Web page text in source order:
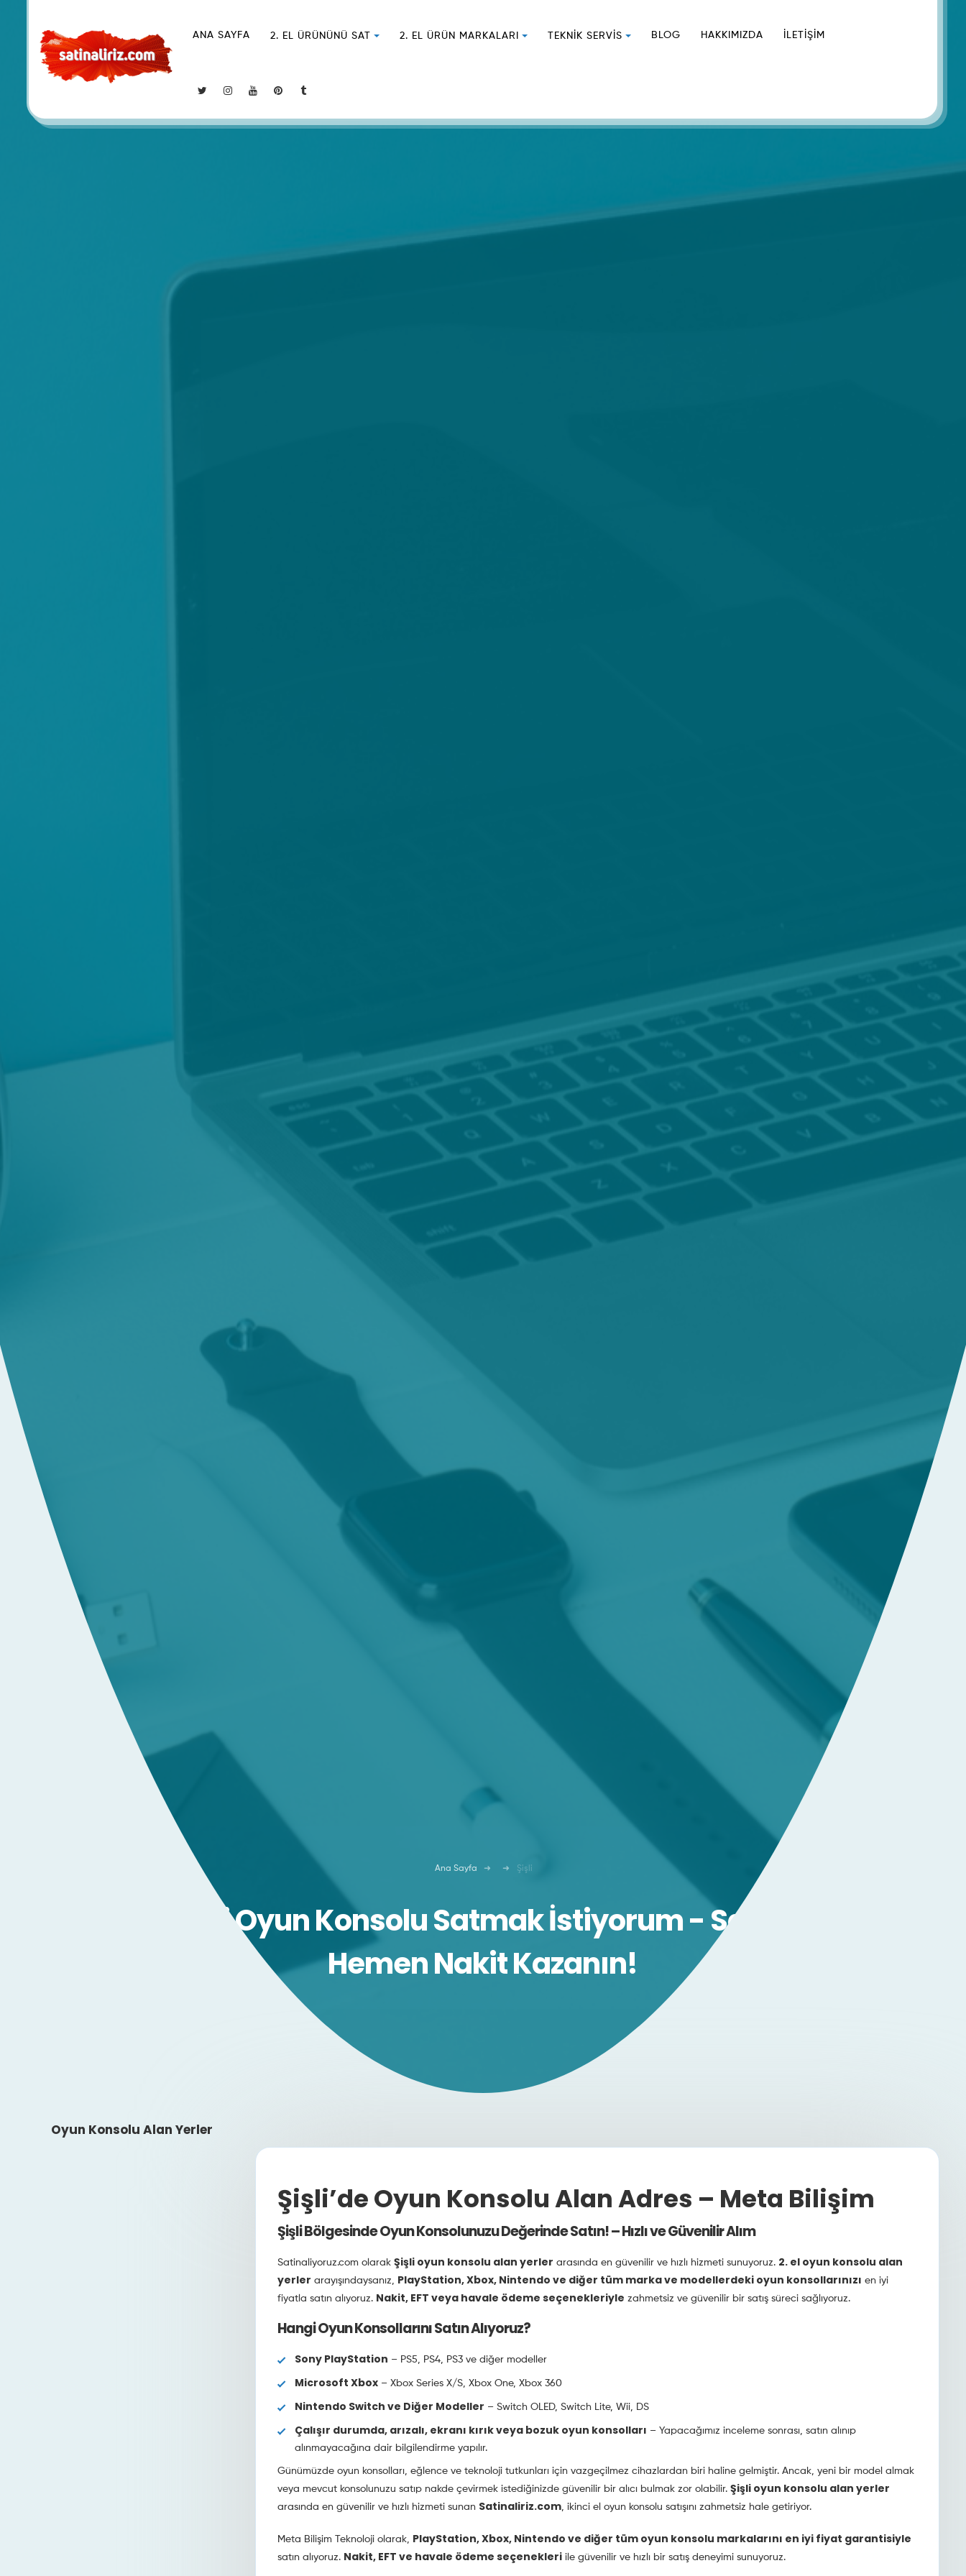
ANA SAYFA 2. EL ÜRÜNÜNÜ SAT 2. EL ÜRÜN MARKALARI TEKNIK SERVIS BLOG HAKKIMIZDA İLETIŞIM
Ana Sayfa Şişli
Şişli Oyun Konsolu Satmak İstiyorum - Satın,
Hemen Nakit Kazanın!
Şişli’de Oyun Konsolu Alan Adres – Meta Bilişim
Şişli Bölgesinde Oyun Konsolunuzu Değerinde Satın! – Hızlı ve Güvenilir Alım
Satinaliyoruz.com olarak Şişli oyun konsolu alan yerler arasında en güvenilir ve hızlı hizmeti sunuyoruz. 2. el oyun konsolu alan
yerler arayışındaysanız, PlayStation, Xbox, Nintendo ve diğer tüm marka ve modellerdeki oyun konsollarınızı en iyi
fiyatla satın alıyoruz. Nakit, EFT veya havale ödeme seçenekleriyle zahmetsiz ve güvenilir bir satış süreci sağlıyoruz.
Hangi Oyun Konsollarını Satın Alıyoruz?
Sony PlayStation – PS5, PS4, PS3 ve diğer modeller
Microsoft Xbox– Xbox Series X/S, Xbox One, Xbox 360
Nintendo Switch ve Diğer Modeller – Switch OLED, Switch Lite, Wii, DS
Çalışır durumda, arızalı, ekranı kırık veya bozuk oyun konsolları – Yapacağımız inceleme sonrası, satın alınıp
alınmayacağına dair bilgilendirme yapılır.
Günümüzde oyun konsolları, eğlence ve teknoloji tutkunları için vazgeçilmez cihazlardan biri haline gelmiştir. Ancak, yeni bir model almak
veya mevcut konsolunuzu satıp nakde çevirmek istediğinizde güvenilir bir alıcı bulmak zor olabilir. Şişli oyun konsolu alan yerler
arasında en güvenilir ve hızlı hizmeti sunan Satinaliriz.com, ikinci el oyun konsolu satışını zahmetsiz hale getiriyor.
Meta Bilişim Teknoloji olarak, PlayStation, Xbox, Nintendo ve diğer tüm oyun konsolu markalarını en iyi fiyat garantisiyle
satın alıyoruz. Nakit, EFT ve havale ödeme seçenekleriile güvenilir ve hızlı bir satış deneyimi sunuyoruz.
Oyun Konsolu Alan Yerler